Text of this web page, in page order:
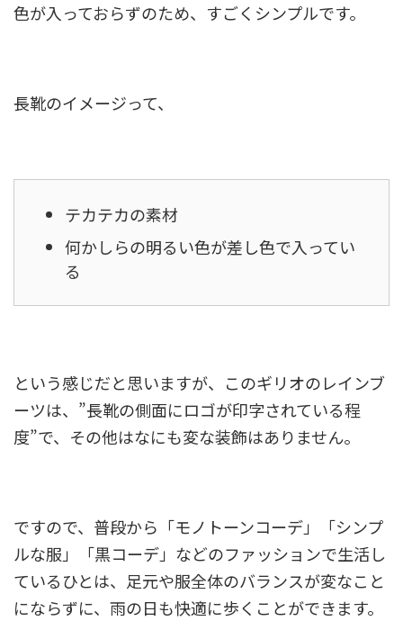
色が入っておらずのため、すごくシンプルです。
長靴のイメージって、
テカテカの素材
何かしらの明るい色が差し色で入ってい
る
という感じだと思いますが、このギリオのレインブ
ーツは、”長靴の側面にロゴが印字されている程
度”で、その他はなにも変な装飾はありません。
ですので、普段から「モノトーンコーデ」「シンプ
ルな服」「黒コーデ」などのファッションで生活し
ているひとは、足元や服全体のバランスが変なこと
にならずに、雨の日も快適に歩くことができます。